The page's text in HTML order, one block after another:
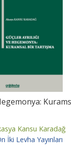
Kansu Karadağ
İki Levha Yayınları